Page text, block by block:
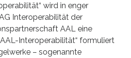
wird in enger
Interoperabilität der
AAL eine
Interoperabilität“ formuliert
– sogenannte